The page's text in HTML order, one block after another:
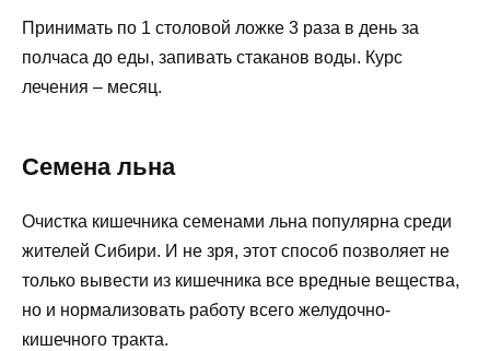
Принимать по 1 столовой ложке 3 раза в день за
полчаса до еды, запивать стаканов воды. Курс
лечения – месяц.
Семена льна
Очистка кишечника семенами льна популярна среди
жителей Сибири. И не зря, этот способ позволяет не
только вывести из кишечника все вредные вещества,
но и нормализовать работу всего желудочно-
кишечного тракта.